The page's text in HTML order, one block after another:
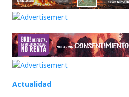
Actualidad